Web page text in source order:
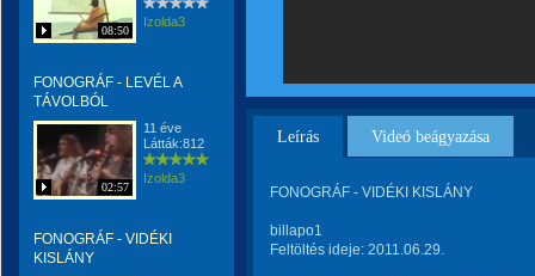
08:50
Izolda3
FONOGRÁF - LEVÉL A
TÁVOLBÓL
02:57
11 éve
Látták:812
Izolda3
FONOGRÁF - VIDÉKI
KISLÁNY
Leírás Videó beágyazása
FONOGRÁF - VIDÉKI KISLÁNY
billapo1
Feltöltés ideje: 2011.06.29.